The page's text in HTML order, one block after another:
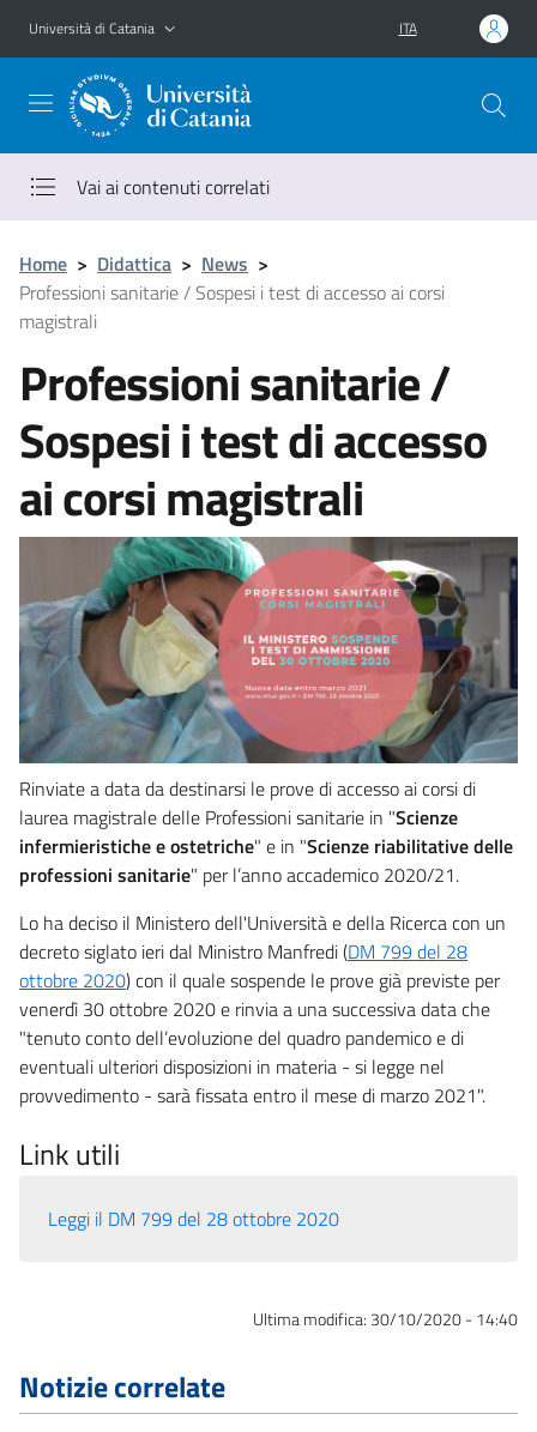
Vai al contenuto principale
Vai al menu di navigazione
Università di Catania ITA
Vai ai contenuti correlati
Home > Didattica > News >
Professioni sanitarie / Sospesi i test di accesso ai corsi
magistrali
Professioni sanitarie /
Sospesi i test di accesso
ai corsi magistrali
Rinviate a data da destinarsi le prove di accesso ai corsi di
laurea magistrale delle Professioni sanitarie in "Scienze
infermieristiche e ostetriche" e in "Scienze riabilitative delle
professioni sanitarie" per l’anno accademico 2020/21.
Lo ha deciso il Ministero dell'Università e della Ricerca con un
decreto siglato ieri dal Ministro Manfredi (DM 799 del 28
ottobre 2020) con il quale sospende le prove già previste per
venerdì 30 ottobre 2020 e rinvia a una successiva data che
"tenuto conto dell’evoluzione del quadro pandemico e di
eventuali ulteriori disposizioni in materia - si legge nel
provvedimento - sarà fissata entro il mese di marzo 2021".
Link utili
Leggi il DM 799 del 28 ottobre 2020
Ultima modifica: 30/10/2020 - 14:40
Notizie correlate